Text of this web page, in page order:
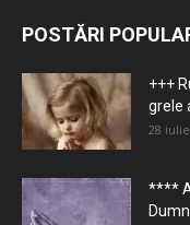
POSTĂRI
+++
grele
28
****